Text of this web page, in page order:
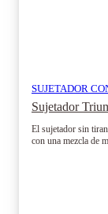
SUJETADOR
Sujetador
El sujetador sin
con una mezcla de